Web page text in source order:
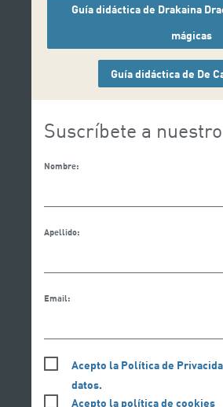
Guía didáctica de Drakaina
mágicas
Guía didáctica de De
Suscríbete a
Nombre:
Apellido:
Email:
Acepto la Política de
datos.
Acepto la política de cookies